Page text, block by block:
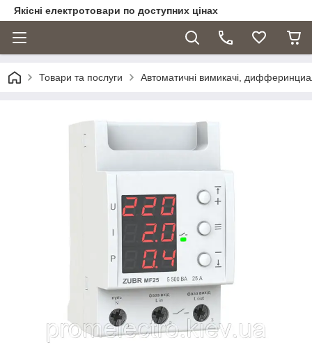
Якісні електротовари по доступних цінах
Товари та послуги Автоматичні вимикачі,